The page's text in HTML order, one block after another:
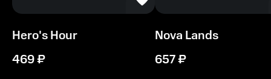
Hero's Hour
469₽
Nova Lands
657₽